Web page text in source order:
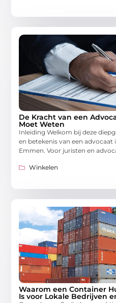
De Kracht van een
Moet Weten
Inleiding Welkom bij deze
en betekenis van een
Emmen. Voor juristen en
Winkelen
Waarom een Container
Is voor Lokale Bedrijven